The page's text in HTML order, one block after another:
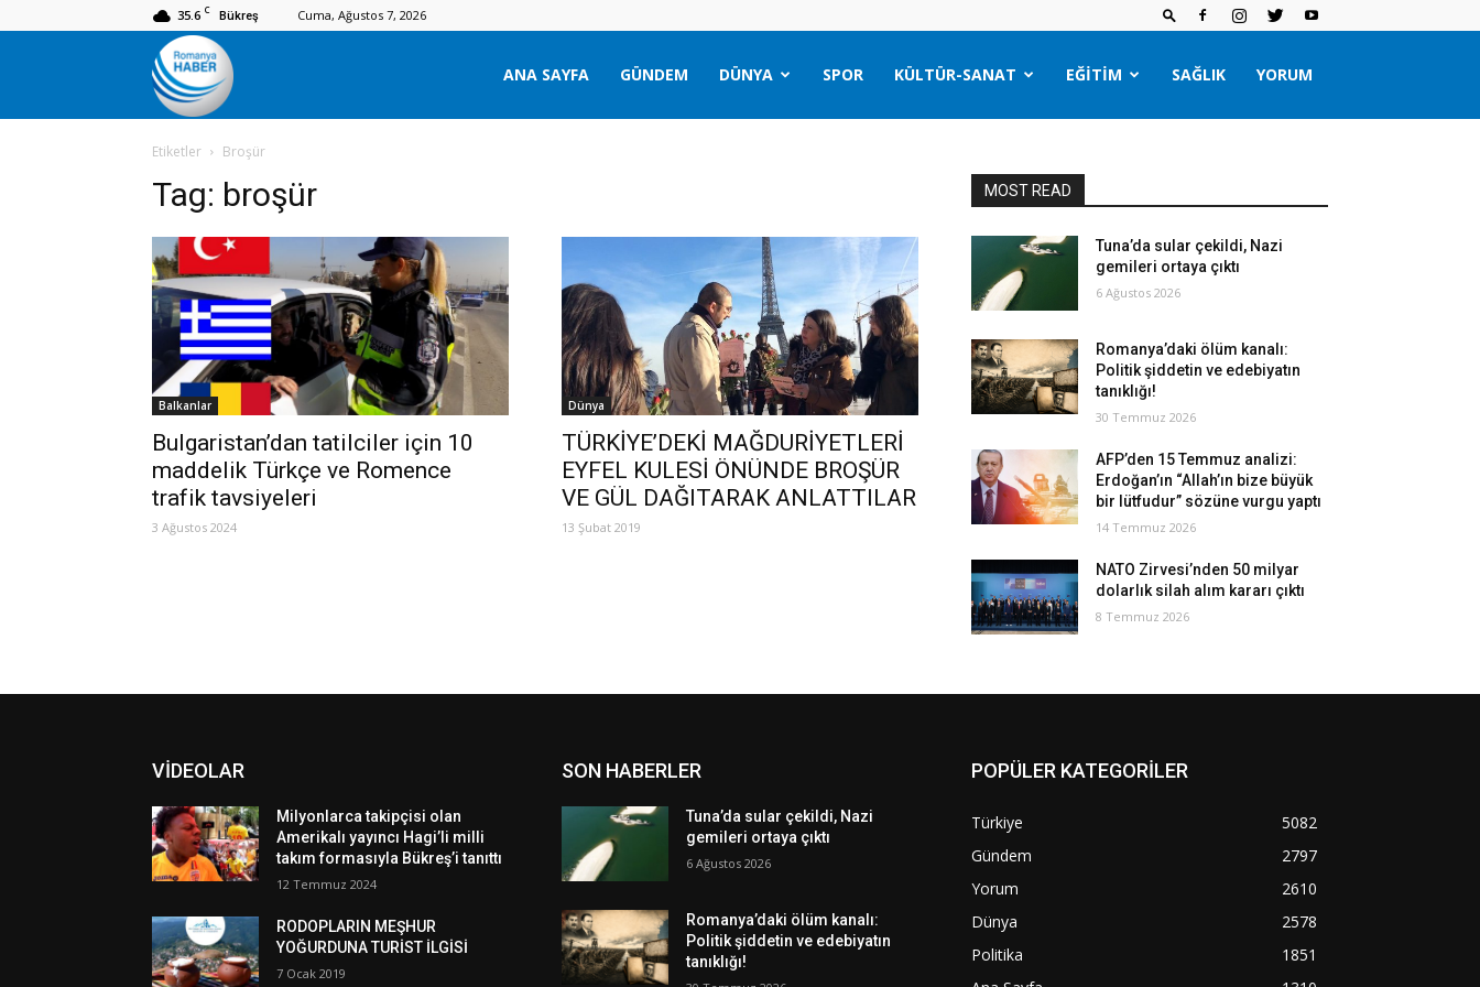
35.6 C Bükreş Cuma, Ağustos 7, 2026
Romanya
Haber
ANA SAYFA GÜNDEM DÜNYA SPOR KÜLTÜR-SANAT EĞITIM SAĞLIK YORUM
Etiketler Broşür
Tag: broşür
Balkanlar
Bulgaristan’dan tatilciler için 10
maddelik Türkçe ve Romence
trafik tavsiyeleri
3 Ağustos 2024
Dünya
TÜRKİYE’DEKİ MAĞDURİYETLERİ
EYFEL KULESİ ÖNÜNDE BROŞÜR
VE GÜL DAĞITARAK ANLATTILAR
13 Şubat 2019
MOST READ
Tuna’da sular çekildi, Nazi
gemileri ortaya çıktı
6 Ağustos 2026
Romanya’daki ölüm kanalı:
Politik şiddetin ve edebiyatın
tanıklığı!
30 Temmuz 2026
AFP’den 15 Temmuz analizi:
Erdoğan’ın “Allah’ın bize büyük
bir lütfudur” sözüne vurgu yaptı
14 Temmuz 2026
NATO Zirvesi’nden 50 milyar
dolarlık silah alım kararı çıktı
8 Temmuz 2026
VİDEOLAR
Milyonlarca takipçisi olan
Amerikalı yayıncı Hagi’li milli
takım formasıyla Bükreş’i tanıttı
12 Temmuz 2024
RODOPLARIN MEŞHUR
YOĞURDUNA TURİST İLGİSİ
7 Ocak 2019
SON HABERLER
Tuna’da sular çekildi, Nazi
gemileri ortaya çıktı
6 Ağustos 2026
Romanya’daki ölüm kanalı:
Politik şiddetin ve edebiyatın
tanıklığı!
POPÜLER KATEGORİLER
Türkiye
5082
Gündem
2797
Yorum
2610
Dünya
2578
Politika
1851